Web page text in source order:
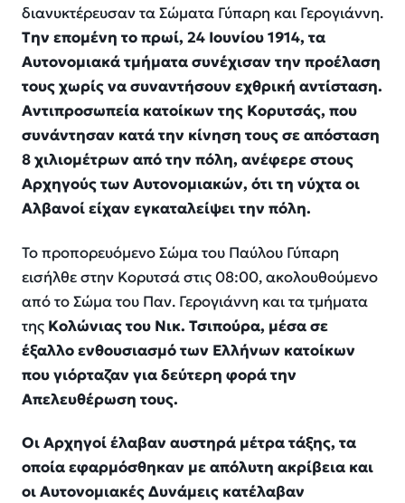
διανυκτέρευσαν τα Σώματα Γύπαρη και Γερογιάννη.
Την επομένη το πρωί, 24 Ιουνίου 1914, τα
Αυτονομιακά τμήματα συνέχισαν την προέλαση
τους χωρίς να συναντήσουν εχθρική αντίσταση.
Αντιπροσωπεία κατοίκων της Κορυτσάς, που
συνάντησαν κατά την κίνηση τους σε απόσταση
8 χιλιομέτρων από την πόλη, ανέφερε στους
Αρχηγούς των Αυτονομιακών, ότι τη νύχτα οι
Αλβανοί είχαν εγκαταλείψει την πόλη.
Το προπορευόμενο Σώμα του Παύλου Γύπαρη
εισήλθε στην Κορυτσά στις 08:00, ακολουθούμενο
από το Σώμα του Παν. Γερογιάννη και τα τμήματα
της Κολώνιας του Νικ. Τσιπούρα, μέσα σε
έξαλλο ενθουσιασμό των Ελλήνων κατοίκων
που γιόρταζαν για δεύτερη φορά την
Απελευθέρωση τους.
Οι Αρχηγοί έλαβαν αυστηρά μέτρα τάξης, τα
οποία εφαρμόσθηκαν με απόλυτη ακρίβεια και
οι Αυτονομιακές Δυνάμεις κατέλαβαν